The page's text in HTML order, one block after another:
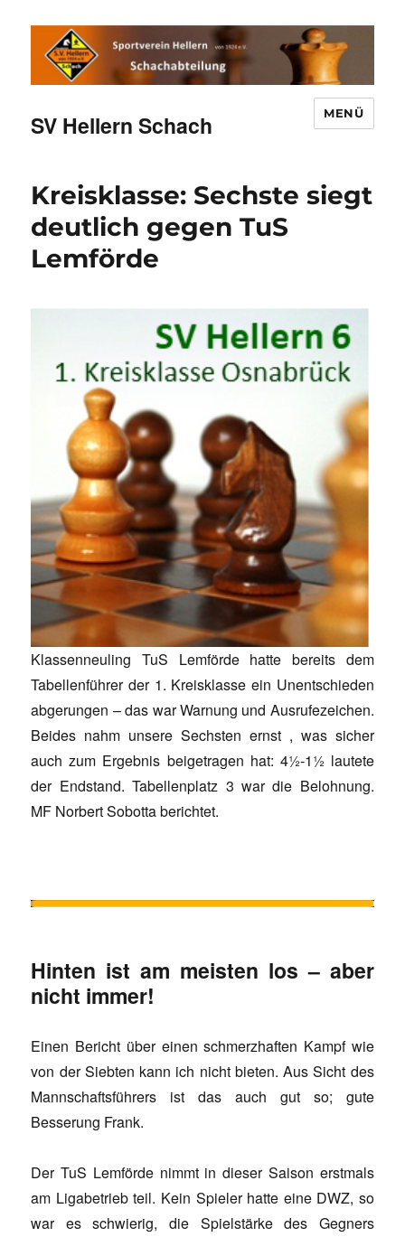
SV Hellern Schach MENÜ
Kreisklasse: Sechste siegt
deutlich gegen TuS
Lemförde
Klassenneuling TuS Lemförde hatte bereits dem
Tabellenführer der 1. Kreisklasse ein Unentschieden
abgerungen – das war Warnung und Ausrufezeichen.
Beides nahm unsere Sechsten ernst , was sicher
auch zum Ergebnis beigetragen hat: 4½-1½ lautete
der Endstand. Tabellenplatz 3 war die Belohnung.
MF Norbert Sobotta berichtet.
Hinten ist am meisten los – aber
nicht immer!
Einen Bericht über einen schmerzhaften Kampf wie
von der Siebten kann ich nicht bieten. Aus Sicht des
Mannschaftsführers ist das auch gut so; gute
Besserung Frank.
Der TuS Lemförde nimmt in dieser Saison erstmals
am Ligabetrieb teil. Kein Spieler hatte eine DWZ, so
war es schwierig, die Spielstärke des Gegners